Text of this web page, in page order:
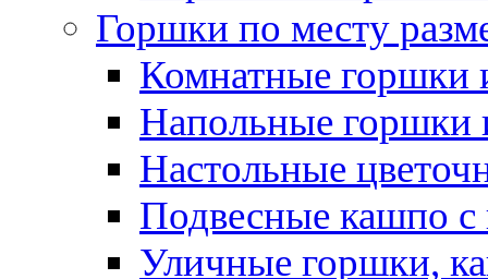
Горшки по месту
Комнатные горшки
Напольные горшки
Настольные
Подвесные кашпо с
Уличные горшки,